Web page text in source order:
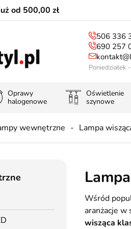
od 500,00 zł
506 336
690 257
Oprawy
halogenowe
Oświetlenie
szynowe
wewnętrzne Lampa
Wśród
aranżacje
wisząca